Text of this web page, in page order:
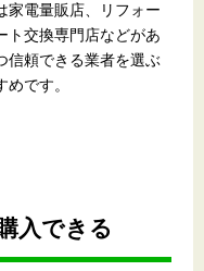
家電量販店、リフォー
ト交換専門店などがあ
信頼できる業者を選ぶ
です。
入できる